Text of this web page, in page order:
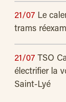
21/07 Le
trams
21/07 TSO
électrifier la
Saint-Lyé